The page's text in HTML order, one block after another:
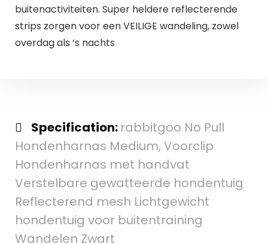
buitenactiviteiten. Super heldere reflecterende
strips zorgen voor een VEILIGE wandeling, zowel
overdag als ‘s nachts
Specification: rabbitgoo No Pull
Hondenharnas Medium, Voorclip
Hondenharnas met handvat
Verstelbare gewatteerde hondentuig
Reflecterend mesh Lichtgewicht
hondentuig voor buitentraining
Wandelen Zwart